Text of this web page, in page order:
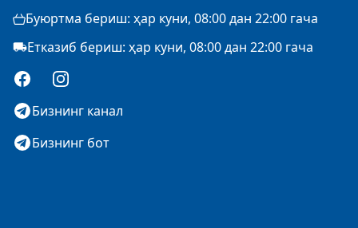
Буюртма бериш: ҳар куни, 08:00 дан 22:00 гача
Етказиб бериш: ҳар куни, 08:00 дан 22:00 гача
FacebookInstagram
Бизнинг канал
Бизнинг бот